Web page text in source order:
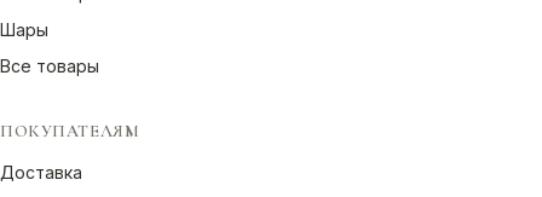
Шары
Все товары
ПОКУПАТЕЛЯМ
Доставка